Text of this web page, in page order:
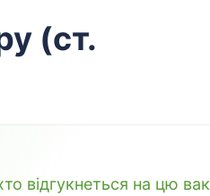
(ст.
відгукнеться на цю